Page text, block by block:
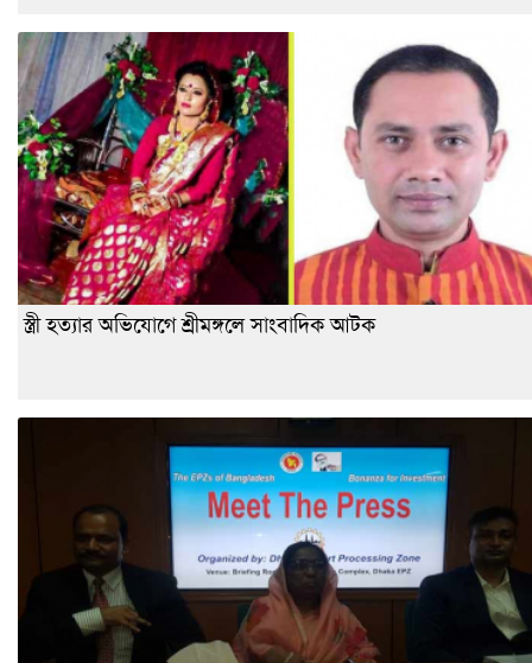
স্ত্রী হত্যার অভিযোগে শ্রীমঙ্গলে সাংবাদিক আটক